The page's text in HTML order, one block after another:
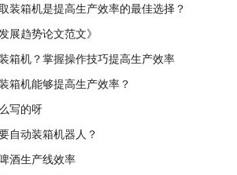
装箱机是提高生产效率的最佳选择？
展趋势论文范文》
箱机？掌握操作技巧提高生产效率
箱机能够提高生产效率？
写的呀
自动装箱机器人？
酒生产线效率